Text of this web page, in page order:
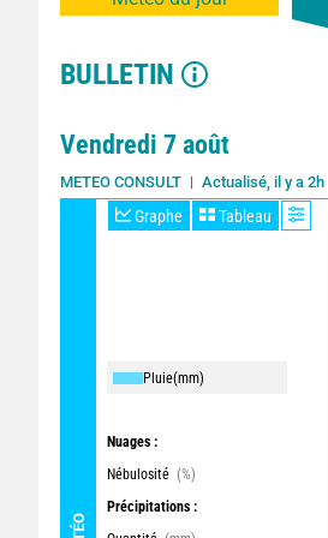
BULLETIN
Vendredi 7 août
METEO CONSULT Actualisé, il y a 2h
Mise à jour dans 1h
Graphe Tableau
Pluie(mm)
Nuages :
Nébulosité (%)
Précipitations :